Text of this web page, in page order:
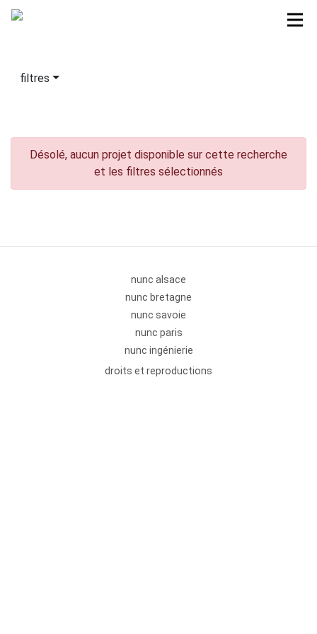
filtres
Désolé, aucun projet disponible sur cette recherche
et les filtres sélectionnés
nunc alsace
nunc bretagne
nunc savoie
nunc paris
nunc ingénierie
droits et reproductions